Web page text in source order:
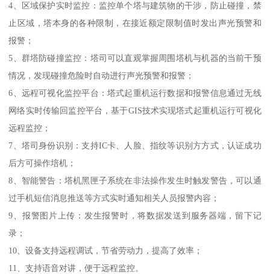
4、区域保护实时监控：监控单个塔与建筑物的干涉，防止碰撞，禁
止区域，塔本身的各种限制，在接近额定限制值时发出声光预警和
报警；
5、群塔防碰撞监控：塔司可以直观掌握周围塔机与机器的当前干预
情况，发现碰撞危险时自动进行声光预警和报警；
6、远程可视化监控平台：塔式起重机运行数据和报警信息通过无线
网络实时传输回监控平台，基于GIS技术实现塔式起重机运行可视化
远程监控；
7、塔司身份识别：支持IC卡、人脸、指纹等识别方方式，认证成功
后方可操作培机；
8、智能警告：塔机黑匣子系统在非法操作发生时触发警告，可以通
过手机短信消息推送等方式实时通知相关人员报警内容；
9、报警图片上传：发生报警时，将数据发送到服务器端，留下记
录；
10、设备支持远程调试，节省劳动力，提高了效率；
11、支持语音对讲，便于远程监控。